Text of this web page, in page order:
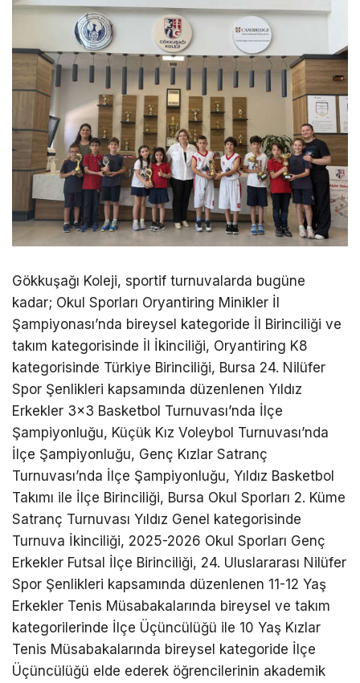
Gökkuşağı Koleji, sportif turnuvalarda bugüne
kadar; Okul Sporları Oryantiring Minikler İl
Şampiyonası’nda bireysel kategoride İl Birinciliği ve
takım kategorisinde İl İkinciliği, Oryantiring K8
kategorisinde Türkiye Birinciliği, Bursa 24. Nilüfer
Spor Şenlikleri kapsamında düzenlenen Yıldız
Erkekler 3×3 Basketbol Turnuvası’nda İlçe
Şampiyonluğu, Küçük Kız Voleybol Turnuvası’nda
İlçe Şampiyonluğu, Genç Kızlar Satranç
Turnuvası’nda İlçe Şampiyonluğu, Yıldız Basketbol
Takımı ile İlçe Birinciliği, Bursa Okul Sporları 2. Küme
Satranç Turnuvası Yıldız Genel kategorisinde
Turnuva İkinciliği, 2025-2026 Okul Sporları Genç
Erkekler Futsal İlçe Birinciliği, 24. Uluslararası Nilüfer
Spor Şenlikleri kapsamında düzenlenen 11-12 Yaş
Erkekler Tenis Müsabakalarında bireysel ve takım
kategorilerinde İlçe Üçüncülüğü ile 10 Yaş Kızlar
Tenis Müsabakalarında bireysel kategoride İlçe
Üçüncülüğü elde ederek öğrencilerinin akademik